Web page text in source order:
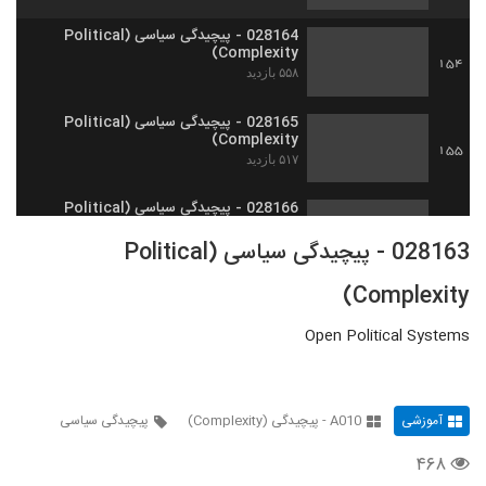
154
028164 - پیچیدگی سیاسی (Political
Complexity)
۵۵۸ بازدید
155
028165 - پیچیدگی سیاسی (Political
Complexity)
۵۱۷ بازدید
028166 - پیچیدگی سیاسی (Political
158
۴۴۵ بازدید
028163 - پیچیدگی سیاسی (Political
Complexity)
Open Political Systems
آموزشی A010 - پیچیدگی (Complexity) پیچیدگی سیاسی
۴۶۸